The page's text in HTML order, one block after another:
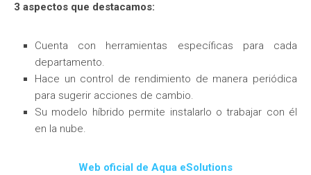
3 aspectos que destacamos:
Cuenta con herramientas específicas para cada
departamento.
Hace un control de rendimiento de manera periódica
para sugerir acciones de cambio.
Su modelo híbrido permite instalarlo o trabajar con él
en la nube.
Web oficial de Aqua eSolutions